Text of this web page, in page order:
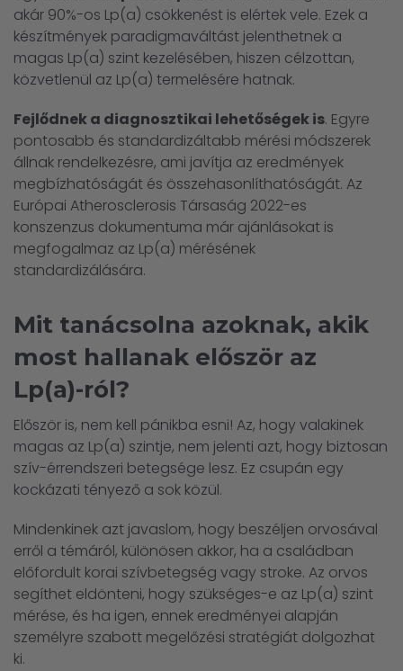
akár 90%-os Lp(a) csökkenést is elértek vele. Ezek a
készítmények paradigmaváltást jelenthetnek a
magas Lp(a) szint kezelésében, hiszen célzottan,
közvetlenül az Lp(a) termelésére hatnak.
Fejlődnek a diagnosztikai lehetőségek is. Egyre
pontosabb és standardizáltabb mérési módszerek
állnak rendelkezésre, ami javítja az eredmények
megbízhatóságát és összehasonlíthatóságát. Az
Európai Atherosclerosis Társaság 2022-es
konszenzus dokumentuma már ajánlásokat is
megfogalmaz az Lp(a) mérésének
standardizálására.
Mit tanácsolna azoknak, akik
most hallanak először az
Lp(a)-ról?
Először is, nem kell pánikba esni! Az, hogy valakinek
magas az Lp(a) szintje, nem jelenti azt, hogy biztosan
szív-érrendszeri betegsége lesz. Ez csupán egy
kockázati tényező a sok közül.
Mindenkinek azt javaslom, hogy beszéljen orvosával
erről a témáról, különösen akkor, ha a családban
előfordult korai szívbetegség vagy stroke. Az orvos
segíthet eldönteni, hogy szükséges-e az Lp(a) szint
mérése, és ha igen, ennek eredményei alapján
személyre szabott megelőzési stratégiát dolgozhat
ki.